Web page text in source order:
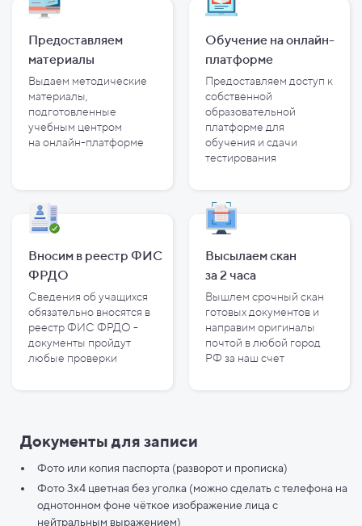
Предоставляем
материалы
Выдаем методические
материалы,
подготовленные
учебным центром
на онлайн-платформе
Обучение на онлайн-
платформе
Предоставляем доступ к
собственной
образовательной
платформе для
обучения и сдачи
тестирования
Вносим в реестр ФИС
ФРДО
Сведения об учащихся
обязательно вносятся в
реестр ФИС ФРДО -
документы пройдут
любые проверки
Высылаем скан
за2 часа
Вышлем срочный скан
готовых документов и
направим оригиналы
почтой в любой город
РФ за наш счет
Документы для записи
Фото или копия паспорта (разворот и прописка)
Фото 3х4 цветная без уголка (можно сделать с телефона на
однотонном фоне чёткое изображение лица с
нейтральным выражением)